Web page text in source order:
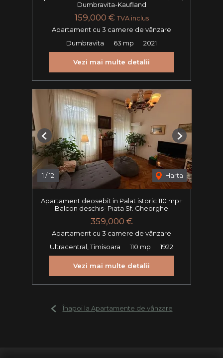
Dumbravita-Kaufland
159,000 € TVA inclus
Apartament cu 3 camere de vânzare
Dumbravita
63 mp 2021
Vezi mai multe detalii
1 /12 Harta
Previous Next
Apartament deosebit in Palat istoric 110 mp+
Balcon deschis- Piata Sf. Gheorghe
359,000 €
Apartament cu 3 camere de vânzare
Ultracentral, Timisoara
110 mp 1922
Vezi mai multe detalii
Înapoi la Apartamente de vânzare